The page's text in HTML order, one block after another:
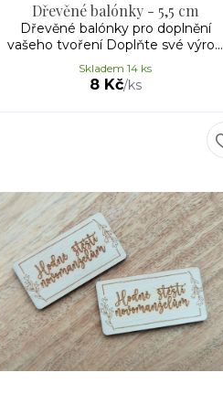
Dřevěné balónky - 5,5 cm
Dřevěné balónky pro doplnění
vašeho tvoření Doplňte své výro...
8 Kč/ks
Skladem 14 ks